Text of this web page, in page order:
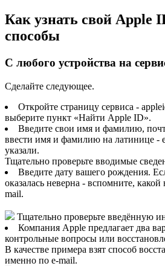
Как узнать свой Apple
способы
C любого устройства на
Сделайте следующее.
Откройте страницу сервиса -
выберите пункт «Найти Apple ID».
Введите свои имя и фамилию,
ввести имя и фамилию на латинице -
указали.
Тщательно проверьте вводимые
Введите дату вашего рождения.
оказалась неверна - вспомните,
mail.
Тщательно проверьте введённую
Компания Apple предлагает два
контрольные вопросы или
В качестве примера взят способ
именно по e-mail.